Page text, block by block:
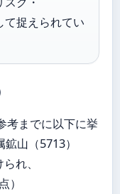
て捉えられてい
考までに以下に挙
山（5713）
れ、
）